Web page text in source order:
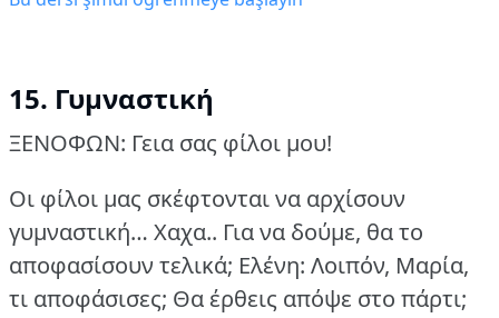
15. Γυμναστική
ΞΕΝΟΦΩΝ: Γεια σας φίλοι μου!
Οι φίλοι μας σκέφτονται να αρχίσουν
γυμναστική… Xαχα.. Για να δούμε, θα το
αποφασίσουν τελικά; Ελένη: Λοιπόν, Μαρία,
τι αποφάσισες; Θα έρθεις απόψε στο πάρτι;